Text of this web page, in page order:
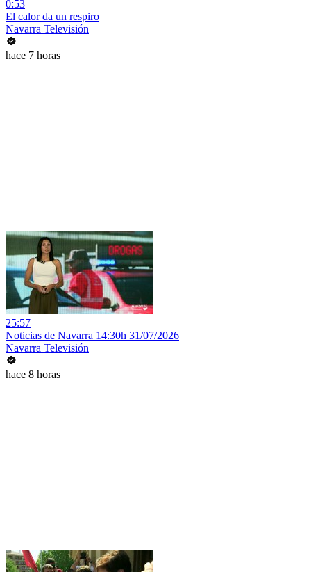
0:53
El calor da un respiro
Navarra Televisión
hace 7 horas
25:57
Noticias de Navarra 14:30h 31/07/2026
Navarra Televisión
hace 8 horas